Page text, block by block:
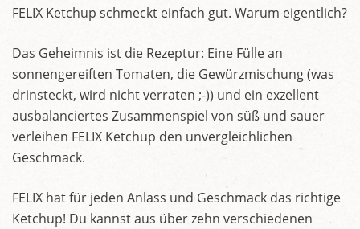
FELIX Ketchup schmeckt einfach gut. Warum eigentlich?
Das Geheimnis ist die Rezeptur: Eine Fülle an
sonnengereiften Tomaten, die Gewürzmischung (was
drinsteckt, wird nicht verraten ;-)) und ein exzellent
ausbalanciertes Zusammenspiel von süß und sauer
verleihen FELIX Ketchup den unvergleichlichen
Geschmack.
FELIX hat für jeden Anlass und Geschmack das richtige
Ketchup! Du kannst aus über zehn verschiedenen